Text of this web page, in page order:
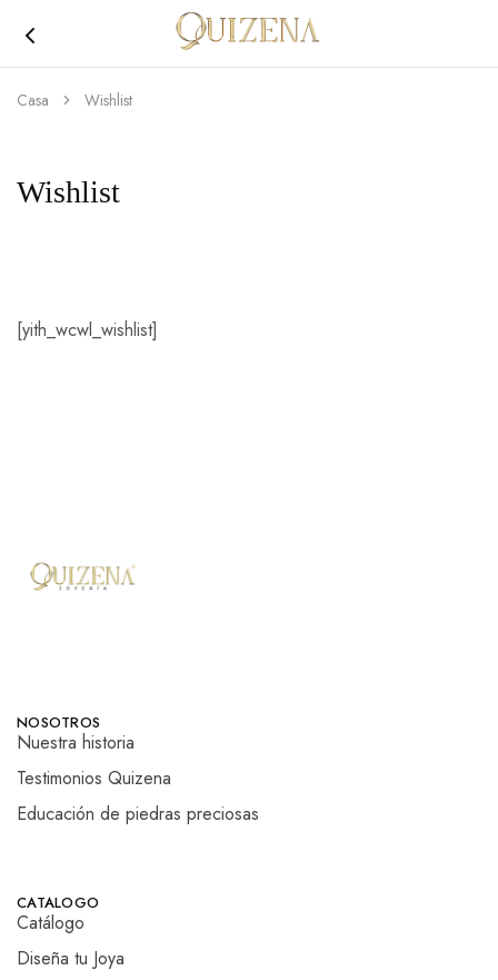
Joyería
Quizena
Casa Wishlist
Wishlist
[yith_wcwl_wishlist]
NOSOTROS
Nuestra historia
Testimonios Quizena
Educación de piedras preciosas
CATALOGO
Catálogo
Diseña tu Joya